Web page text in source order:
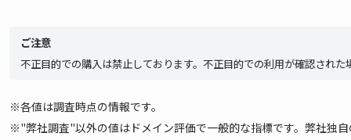
ご注意
不正目的での購入は禁止しております。不正目的での利用が確認され
※各値は調査時点の情報です。
※"弊社調査"以外の値はドメイン評価で一般的な指標です。弊社独